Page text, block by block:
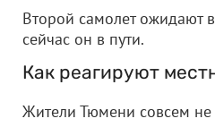
Второй самолет ожидают
сейчас он в пути.
Как реагируют
Жители Тюмени совсем